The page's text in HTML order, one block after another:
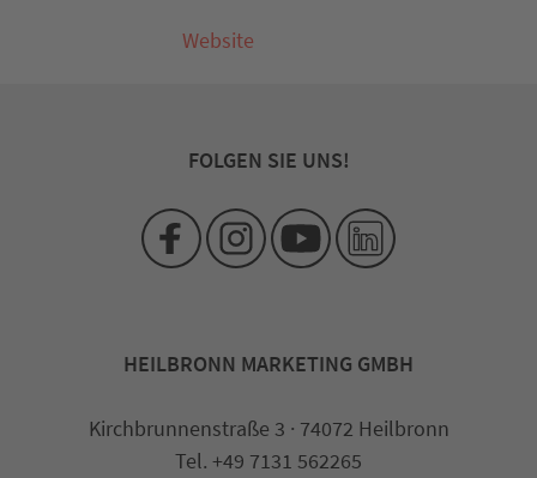
Website
FOLGEN SIE UNS!
HEILBRONN MARKETING GMBH
Kirchbrunnenstraße 3 · 74072 Heilbronn
Tel. +49 7131 562265